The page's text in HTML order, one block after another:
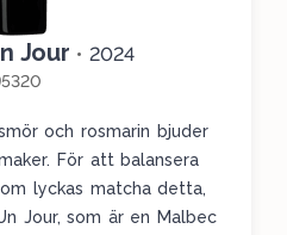
Jour • 2024
och rosmarin bjuder
För att balansera
lyckas matcha detta,
Jour, som är en Malbec